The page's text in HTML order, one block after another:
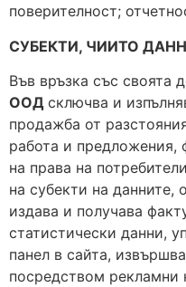
поверителност;
СУБЕКТИ, ЧИИТО
Във връзка със своята
ООД сключва и
продажба от
работа и предложения,
на права на
на субекти на данните,
издава и получава
статистически данни,
панел в сайта,
посредством